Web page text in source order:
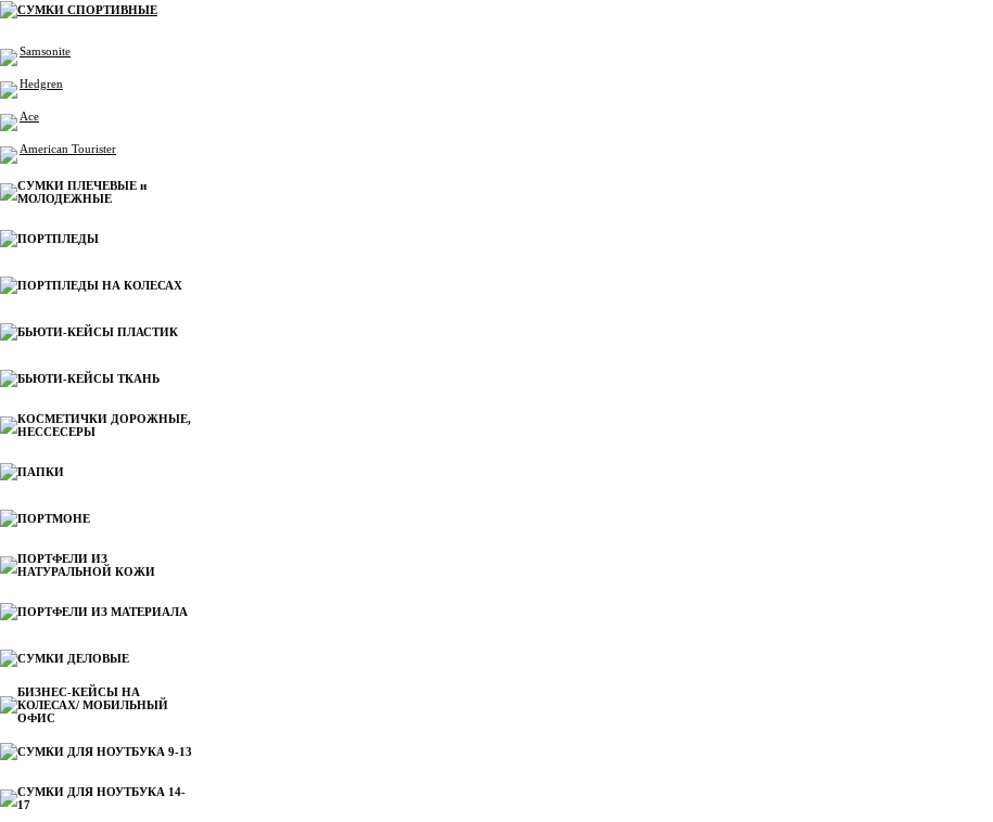
СУМКИ СПОРТИВНЫЕ
Samsonite
Hedgren
Ace
American Tourister
СУМКИ ПЛЕЧЕВЫЕ и
МОЛОДЕЖНЫЕ
ПОРТПЛЕДЫ
ПОРТПЛЕДЫ НА КОЛЕСАХ
БЬЮТИ-КЕЙСЫ ПЛАСТИК
БЬЮТИ-КЕЙСЫ ТКАНЬ
КОСМЕТИЧКИ ДОРОЖНЫЕ,
НЕССЕСЕРЫ
ПАПКИ
ПОРТМОНЕ
ПОРТФЕЛИ ИЗ
НАТУРАЛЬНОЙ КОЖИ
ПОРТФЕЛИ ИЗ МАТЕРИАЛА
СУМКИ ДЕЛОВЫЕ
БИЗНЕС-КЕЙСЫ НА
КОЛЕСАХ/ МОБИЛЬНЫЙ
ОФИС
СУМКИ ДЛЯ НОУТБУКА 9-13
СУМКИ ДЛЯ НОУТБУКА 14-
17